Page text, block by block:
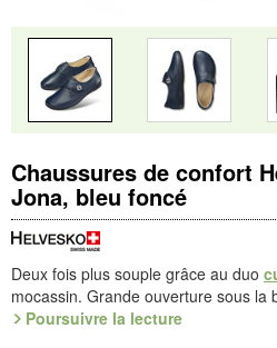
Chaussures de confort
Jona, bleu foncé
Deux fois plus souple grâce au duo
mocassin. Grande ouverture sous la
volonté. Très belle qualité doublée
Poursuivre la lecture